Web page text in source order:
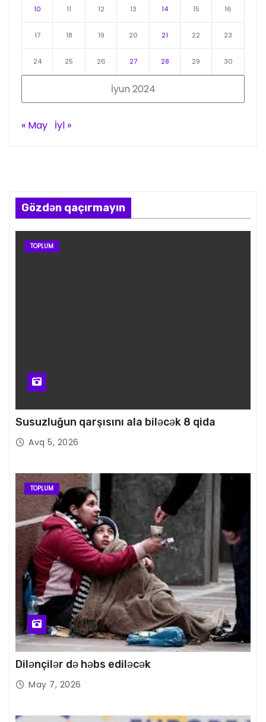
İyun 2024
10 11 12 13 14 15 16
17 18 19 20 21 22 23
24 25 26 27 28 29 30
« May İyl »
Gözdən qaçırmayın
TOPLUM
Susuzluğun qarşısını ala biləcək 8 qida
Avq 5, 2026
TOPLUM
Dilənçilər də həbs ediləcək
May 7, 2026